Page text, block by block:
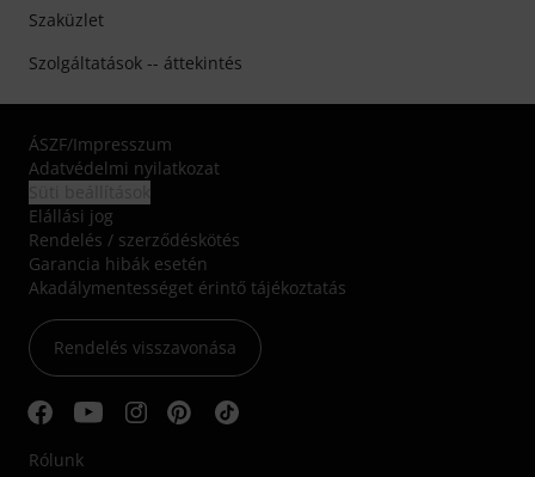
Szaküzlet
Szolgáltatások -- áttekintés
ÁSZF/Impresszum
Adatvédelmi nyilatkozat
Elállási jog
Rendelés / szerződéskötés
Garancia hibák esetén
Akadálymentességet érintő tájékoztatás
Rendelés visszavonása
Rólunk